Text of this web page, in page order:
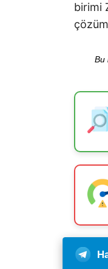
birimi
Bu